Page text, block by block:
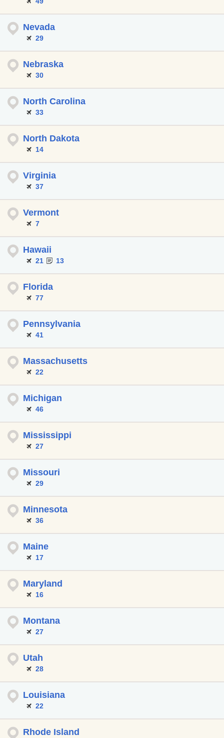
Nevada
29
Nebraska
30
North Carolina
33
North Dakota
14
Virginia
37
Vermont
7
Hawaii
21 13
Florida
77
Pennsylvania
41
Massachusetts
22
Michigan
46
Mississippi
27
Missouri
29
Minnesota
36
Maine
17
Maryland
16
Montana
27
Utah
28
Louisiana
22
Rhode Island